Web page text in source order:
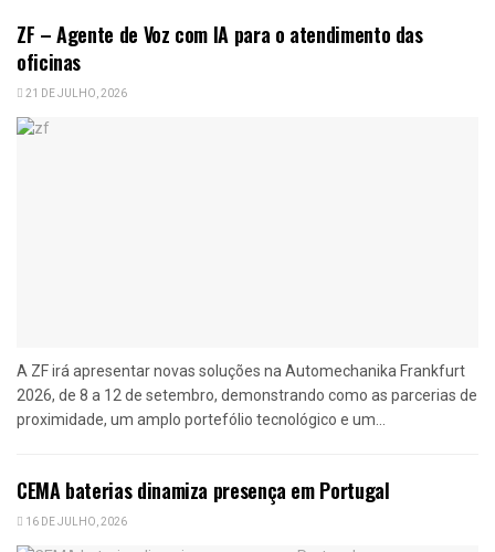
ZF – Agente de Voz com IA para o atendimento das
oficinas
21 DE JULHO, 2026
A ZF irá apresentar novas soluções na Automechanika Frankfurt
2026, de 8 a 12 de setembro, demonstrando como as parcerias de
proximidade, um amplo portefólio tecnológico e um...
CEMA baterias dinamiza presença em Portugal
16 DE JULHO, 2026